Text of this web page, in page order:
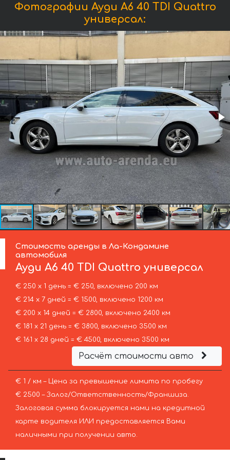
Фотографии Ауди A6 40 TDI Quattro
универсал:
Стоимость аренды в Ла-Кондамине
автомобиля
Ауди A6 40 TDI Quattro универсал
€ 250 х 1 день = € 250, включено 200 км
€ 214 х 7 дней = € 1500, включено 1200 км
€ 200 х 14 дней = € 2800, включено 2400 км
€ 181 х 21 день = € 3800, включено 3500 км
€ 161 х 28 дней = € 4500, включено 3500 км
Расчёт стоимости авто
€ 1 / км – Цена за превышение лимита по пробегу
€ 2500 – Залог/Ответственность/Франшиза.
Залоговая сумма блокируется нами на кредитной
карте водителя ИЛИ предоставляется Вами
наличными при получении авто.